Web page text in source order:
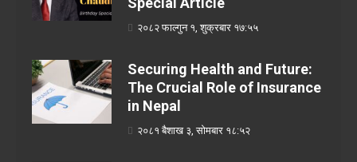
२०८२ फाल्गुन १, शुक्रबार १७:५५
Securing Health and Future:
The Crucial Role of Insurance
in Nepal
२०८१ बैशाख ३, सोमबार १८:५२